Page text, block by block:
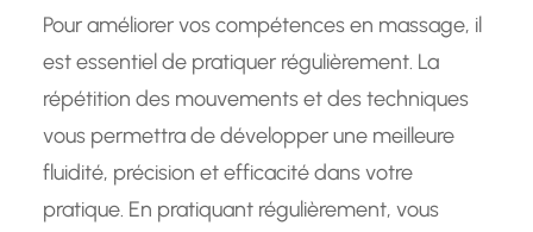
Pour améliorer vos compétences en massage, il
est essentiel de pratiquer régulièrement. La
répétition des mouvements et des techniques
vous permettra de développer une meilleure
fluidité, précision et efficacité dans votre
pratique. En pratiquant régulièrement, vous